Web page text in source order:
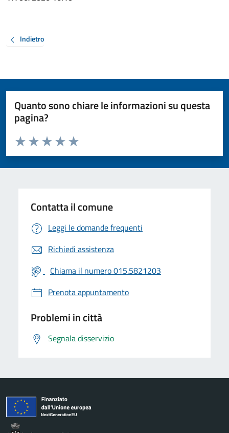
Indietro
Quanto sono chiare le informazioni su questa
pagina?
Valuta da 1 a 5 stelle la pagina
Valuta 5 stelle su 5
Valuta 4 stelle su 5
Valuta 3 stelle su 5
Valuta 2 stelle su 5
Valuta 1 stelle su 5
Contatta il comune
Leggi le domande frequenti
Richiedi assistenza
Chiama il numero 015.5821203
Prenota appuntamento
Problemi in città
Segnala disservizio